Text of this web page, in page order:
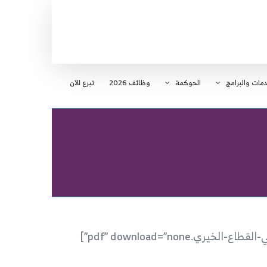
والبرامج الحوكمة وظائف 2026 تبرع الآن